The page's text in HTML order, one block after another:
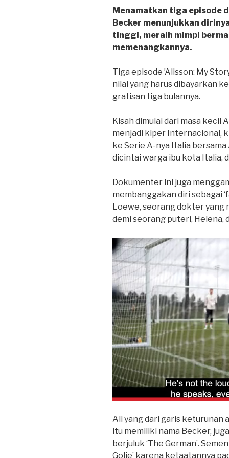
Menamatkan tiga episode
Becker menunjukkan
tinggi, meraih mimpi
memenangkannya.
Tiga episode ’Alisson: My
nilai yang harus dibayarkan
gratisan tiga bulannya.
Kisah dimulai dari masa kecil
menjadi kiper Internacional,
ke Serie A-nya Italia bersama
dicintai warga ibu kota Italia,
Dokumenter ini juga
membanggakan diri sebagai
Loewe, seorang dokter yang
demi seorang puteri, Helena,
Ali yang dari garis keturunan
itu memiliki nama Becker,
berjuluk ‘The German’.
Golie’ karena ketaatannya